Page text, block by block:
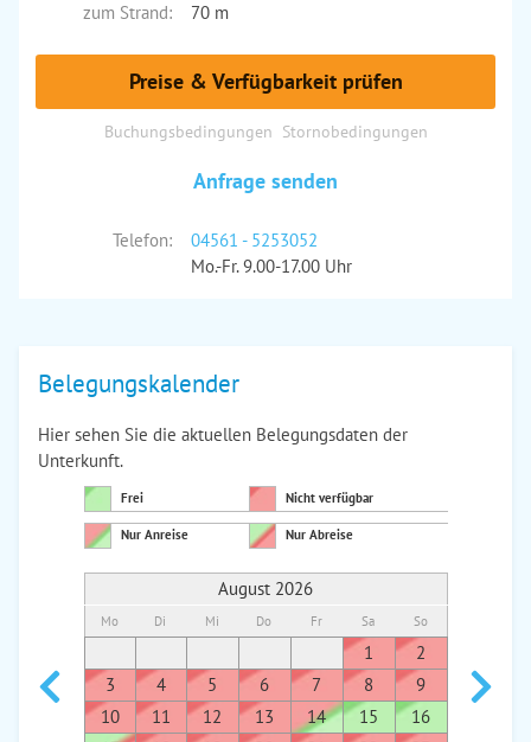
zum Strand:
70 m
Preise & Verfügbarkeit prüfen
Buchungsbedingungen Stornobedingungen
Anfrage senden
Telefon:
04561 - 5253052
Mo.-Fr. 9.00-17.00 Uhr
Belegungskalender
Hier sehen Sie die aktuellen Belegungsdaten der
Unterkunft.
Frei Nicht verfügbar
Nur Anreise Nur Abreise
August 2026
Mo Di Mi Do Fr Sa So
1
2
3
4 5 6 7 8
9
10
11 12 13 14 15
16
7